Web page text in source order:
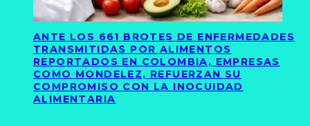
ANTE LOS 661 BROTES DE ENFERMEDADES
TRANSMITIDAS POR ALIMENTOS
REPORTADOS EN COLOMBIA, EMPRESAS
COMO MONDELEZ, REFUERZAN SU
COMPROMISO CON LA INOCUIDAD
ALIMENTARIA